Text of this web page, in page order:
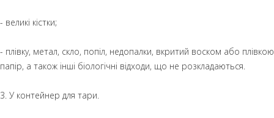
- великі кістки;
- плівку, метал, скло, попіл, недопалки, вкритий воском або плівкою
папір, а також інші біологічні відходи, що не розкладаються.
3. У контейнер для тари.